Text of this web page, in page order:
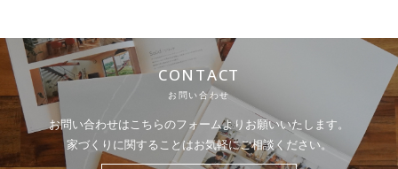
CONTACT
お問い合わせ
お問い合わせはこちらのフォームよりお願いいたします。
家づくりに関することはお気軽にご相談ください。